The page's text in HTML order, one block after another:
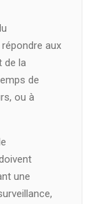
aux
de la
de
ou à
une